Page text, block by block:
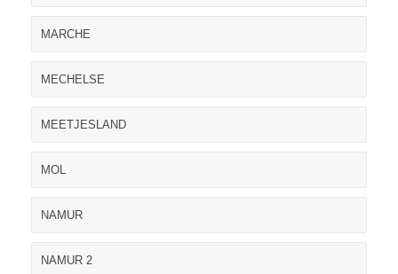
MARCHE
MECHELSE
MEETJESLAND
MOL
NAMUR
NAMUR 2